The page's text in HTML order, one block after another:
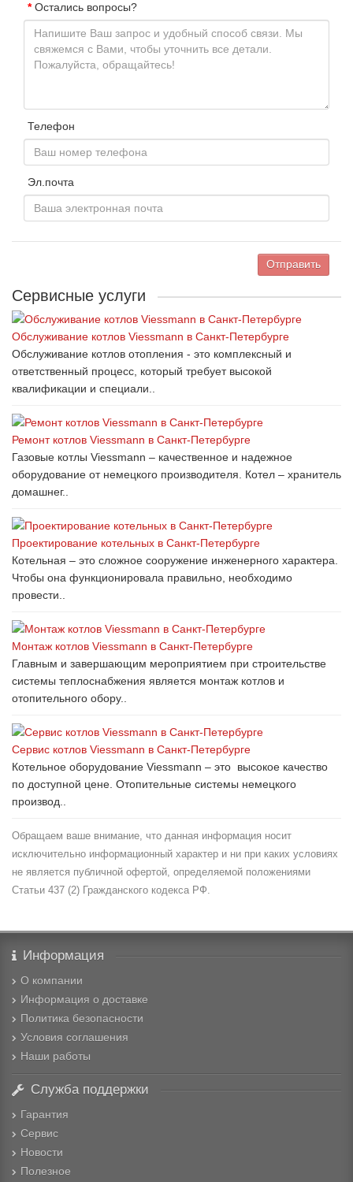
Остались вопросы?
Телефон
Эл.почта
Отправить
Сервисные услуги
Обслуживание котлов Viessmann в Санкт-Петербурге
Обслуживание котлов отопления - это комплексный и
ответственный процесс, который требует высокой
квалификации и специали..
Ремонт котлов Viessmann в Санкт-Петербурге
Газовые котлы Viessmann – качественное и надежное
оборудование от немецкого производителя. Котел – хранитель
домашнег..
Проектирование котельных в Санкт-Петербурге
Котельная – это сложное сооружение инженерного характера.
Чтобы она функционировала правильно, необходимо
провести..
Монтаж котлов Viessmann в Санкт-Петербурге
Главным и завершающим мероприятием при строительстве
системы теплоснабжения является монтаж котлов и
отопительного обору..
Сервис котлов Viessmann в Санкт-Петербурге
Котельное оборудование Viessmann – это высокое качество
по доступной цене. Отопительные системы немецкого
производ..
Обращаем ваше внимание, что данная информация носит
исключительно информационный характер и ни при каких условиях
не является публичной офертой, определяемой положениями
Статьи 437 (2) Гражданского кодекса РФ.
Информация
О компании
Информация о доставке
Политика безопасности
Условия соглашения
Наши работы
Служба поддержки
Гарантия
Сервис
Новости
Полезное